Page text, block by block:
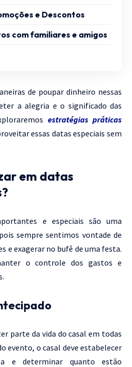
e Descontos
com familiares e amigos
de poupar dinheiro nessas
a alegria e o significado das
estratégias práticas
essas datas especiais sem
em datas
e especiais são uma
sempre sentimos vontade de
e exagerar no bufê de uma festa.
o controle dos gastos e
parte da vida do casal em todas
evento, o casal deve estabelecer
e determinar quanto estão